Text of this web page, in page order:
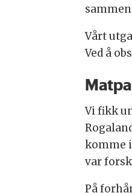
Vårt
Ved å
Vi fikk
komme
var
På